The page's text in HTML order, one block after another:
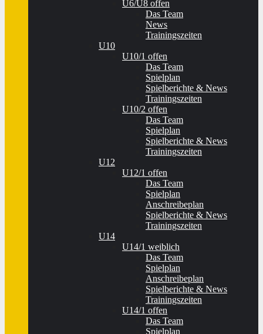
U6/U8 offen
Das Team
News
Trainingszeiten
U10
U10/1 offen
Das Team
Spielplan
Spielberichte & News
Trainingszeiten
U10/2 offen
Das Team
Spielplan
Spielberichte & News
Trainingszeiten
U12
U12/1 offen
Das Team
Spielplan
Anschreibeplan
Spielberichte & News
Trainingszeiten
U14
U14/1 weiblich
Das Team
Spielplan
Anschreibeplan
Spielberichte & News
Trainingszeiten
U14/1 offen
Das Team
Spielplan